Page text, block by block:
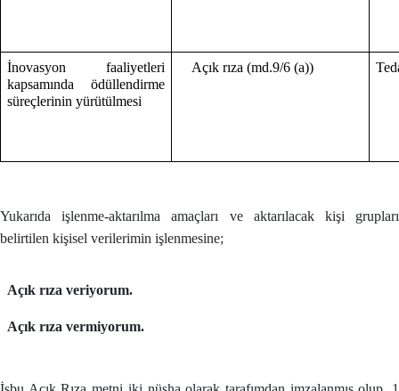
İnovasyon faaliyetleri
kapsamında ödüllendirme
süreçlerinin yürütülmesi
Açık rıza (md.9/6 (a))
Yukarıda işlenme-aktarılma amaçları ve aktarılacak kişi grupları
belirtilen kişisel verilerimin işlenmesine;
Açık rıza veriyorum.
Açık rıza vermiyorum.